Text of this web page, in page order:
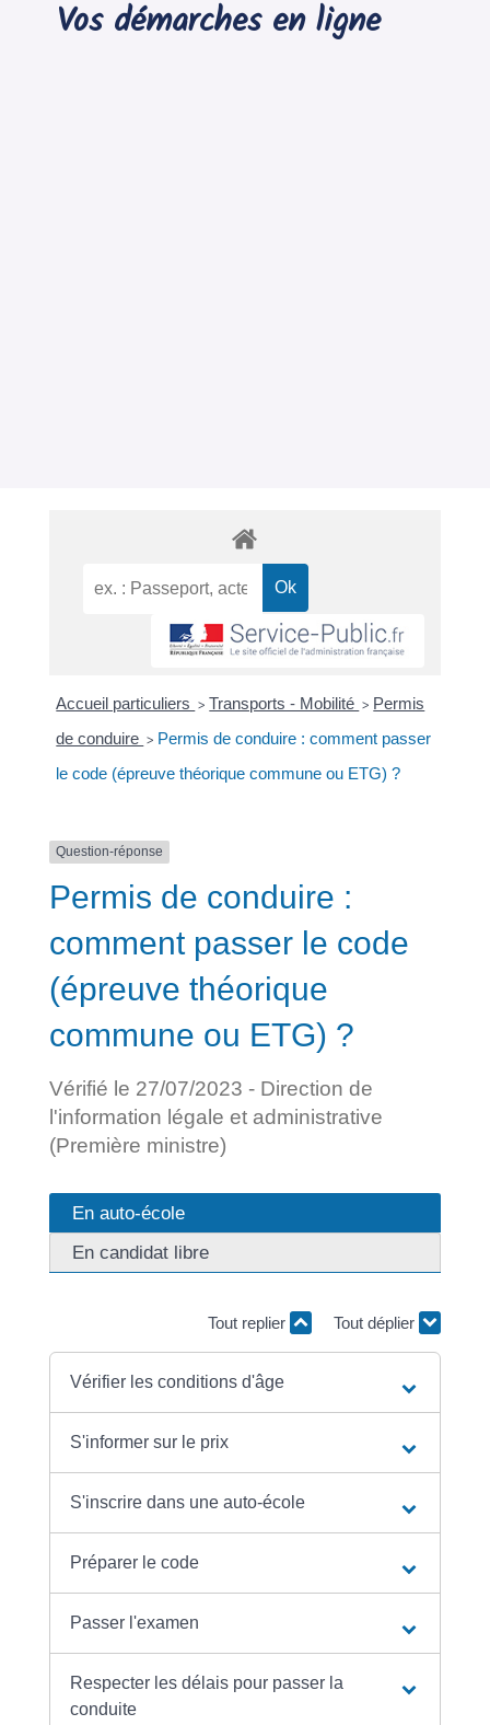
Vos démarches en ligne
Accueil particuliers > Transports - Mobilité > Permis
de conduire > Permis de conduire : comment passer
le code (épreuve théorique commune ou ETG) ?
Question-réponse
Permis de conduire :
comment passer le code
(épreuve théorique
commune ou ETG) ?
Vérifié le 27/07/2023 - Direction de
l'information légale et administrative
(Première ministre)
En auto-école
En candidat libre
Tout replier Tout déplier
Vérifier les conditions d'âge
S'informer sur le prix
S'inscrire dans une auto-école
Préparer le code
Passer l'examen
Respecter les délais pour passer la
conduite